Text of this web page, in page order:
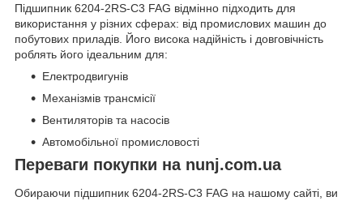
Підшипник 6204-2RS-C3 FAG відмінно підходить для
використання у різних сферах: від промислових машин до
побутових приладів. Його висока надійність і довговічність
роблять його ідеальним для:
Електродвигунів
Механізмів трансмісії
Вентиляторів та насосів
Автомобільної промисловості
Переваги покупки на nunj.com.ua
Обираючи підшипник 6204-2RS-C3 FAG на нашому сайті, ви